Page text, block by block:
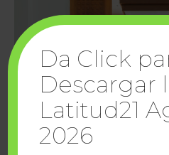
Da Click
Descargar
Latitud21
2026